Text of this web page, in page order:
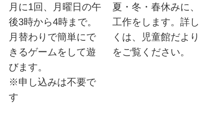
月に1回、月曜日の午
後3時から4時まで。
月替わりで簡単にで
きるゲームをして遊
びます。
※申し込みは不要で
す
夏・冬・春休みに、
工作をします。詳し
くは、児童館だより
をご覧ください。